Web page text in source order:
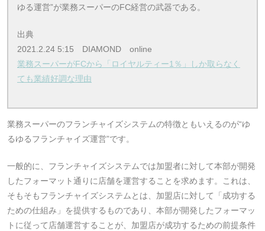
ゆる運営”が業務スーパーのFC経営の武器である。
出典
2021.2.24 5:15 DIAMOND online
業務スーパーがFCから「ロイヤルティー1％」しか取らなく
ても業績好調な理由
業務スーパーのフランチャイズシステムの特徴ともいえるのが“ゆ
るゆるフランチャイズ運営”です。
一般的に、フランチャイズシステムでは加盟者に対して本部が開発
したフォーマット通りに店舗を運営することを求めます。これは、
そもそもフランチャイズシステムとは、加盟店に対して「成功する
ための仕組み」を提供するものであり、本部が開発したフォーマッ
トに従って店舗運営することが、加盟店が成功するための前提条件